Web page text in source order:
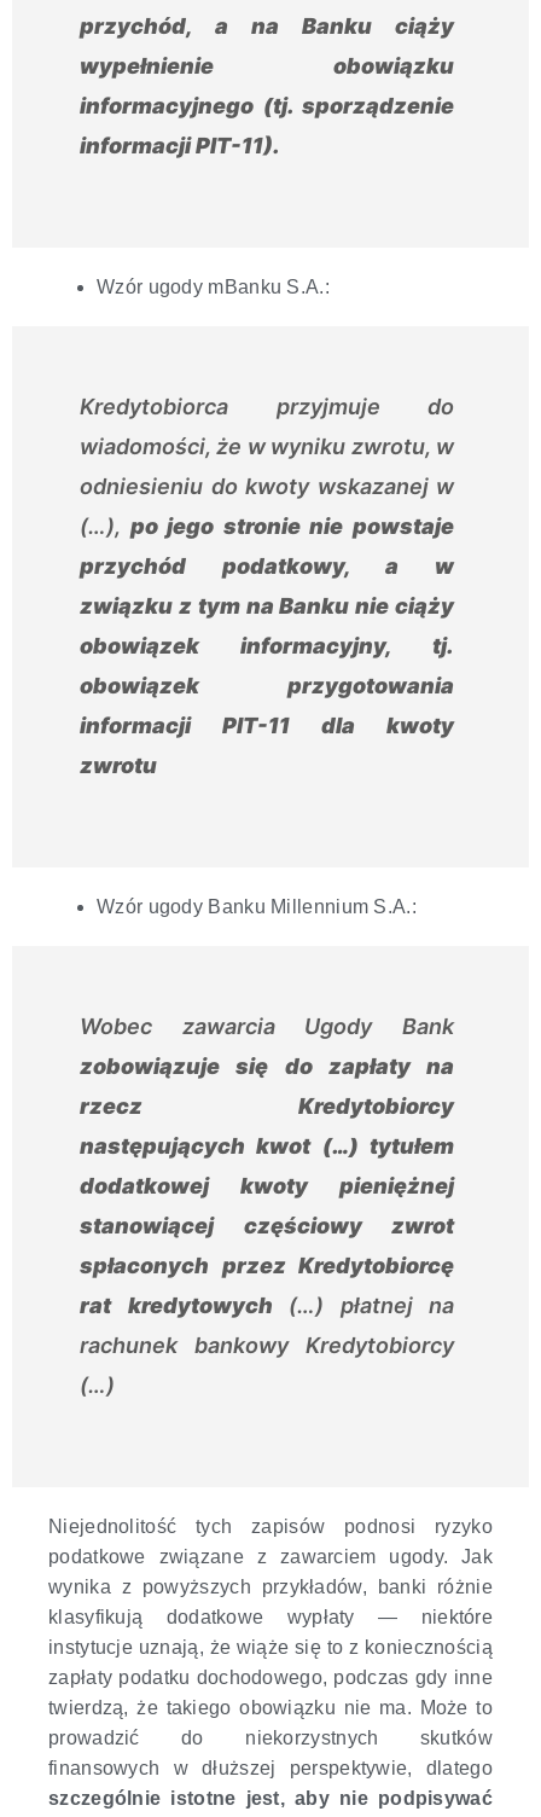
przychód, a na Banku ciąży
wypełnienie obowiązku
informacyjnego (tj. sporządzenie
informacji PIT-11).
Wzór ugody mBanku S.A.:
Kredytobiorca przyjmuje do
wiadomości, że w wyniku zwrotu, w
odniesieniu do kwoty wskazanej w
(…), po jego stronienie powstaje
przychód podatkowy, a w
związku z tym na Banku nie ciąży
obowiązek informacyjny, tj.
obowiązek przygotowania
informacji PIT-11 dla kwoty
zwrotu
Wzór ugody Banku Millennium S.A.:
Wobec zawarcia Ugody Bank
zobowiązuje się do zapłaty na
rzecz Kredytobiorcy
następujących kwot (…) tytułem
dodatkowej kwoty pieniężnej
stanowiącej częściowy zwrot
spłaconych przez Kredytobiorcę
rat kredytowych (…) płatnej na
rachunek bankowy Kredytobiorcy
(…)
Niejednolitość tych zapisów podnosi ryzyko
podatkowe związane z zawarciem ugody. Jak
wynika z powyższych przykładów, banki różnie
klasyfikują dodatkowe wypłaty — niektóre
instytucje uznają, że wiąże się to z koniecznością
zapłaty podatku dochodowego, podczas gdy inne
twierdzą, że takiego obowiązku nie ma. Może to
prowadzić do niekorzystnych skutków
finansowych w dłuższej perspektywie, dlatego
szczególnie istotne jest, aby nie podpisywać